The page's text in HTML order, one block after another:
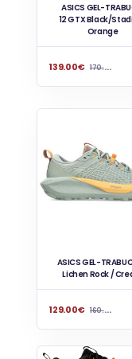
ASICS GEL-
12 GTX Black/
Orange
139.00€ 170.00
ASICS GEL-
Lichen Rock /
129.00€ 160.00